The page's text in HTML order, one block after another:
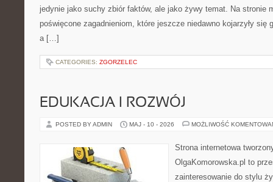
jedynie jako suchy zbiór faktów, ale jako żywy temat. Na stronie
poświęcone zagadnieniom, które jeszcze niedawno kojarzyły się
a […]
CATEGORIES: ZGORZELEC
EDUKACJA I ROZWÓJ
POSTED BY ADMIN MAJ - 10 - 2026 MOŻLIWOŚĆ
Strona internetowa
OlgaKomorowska.pl to
zainteresowanie do stylu